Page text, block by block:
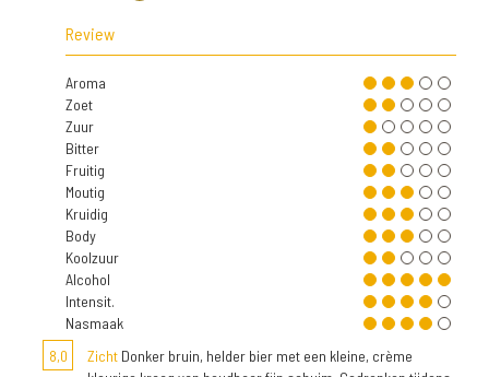
Review
Aroma
Zoet
Zuur
Bitter
Fruitig
Moutig
Kruidig
Body
Koolzuur
Alcohol
Intensit.
Nasmaak
8,0
Zicht Donker bruin, helder bier met een kleine, crème